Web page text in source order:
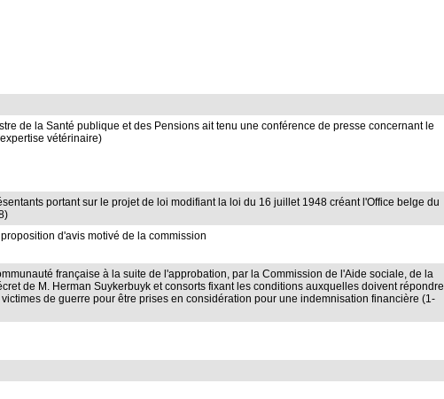
de la Santé publique et des Pensions ait tenu une conférence de presse concernant le
vétérinaire)
portant sur le projet de loi modifiant la loi du 16 juillet 1948 créant l'Office belge du
d'avis motivé de la commission
française à la suite de l'approbation, par la Commission de l'Aide sociale, de la
de M. Herman Suykerbuyk et consorts fixant les conditions auxquelles doivent répondre
de guerre pour être prises en considération pour une indemnisation financière (1-